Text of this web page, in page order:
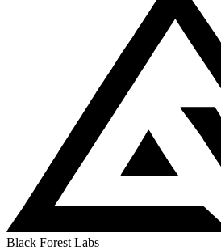
Black Forest Labs